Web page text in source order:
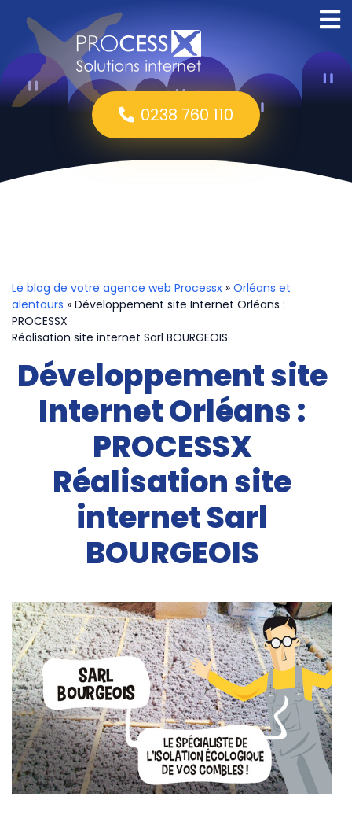
0238 760 110
Le blog de votre agence web Processx » Orléans et
alentours » Développement site Internet Orléans :
PROCESSX
Réalisation site internet Sarl BOURGEOIS
Développement site
Internet Orléans :
PROCESSX
Réalisation site
internet Sarl
BOURGEOIS